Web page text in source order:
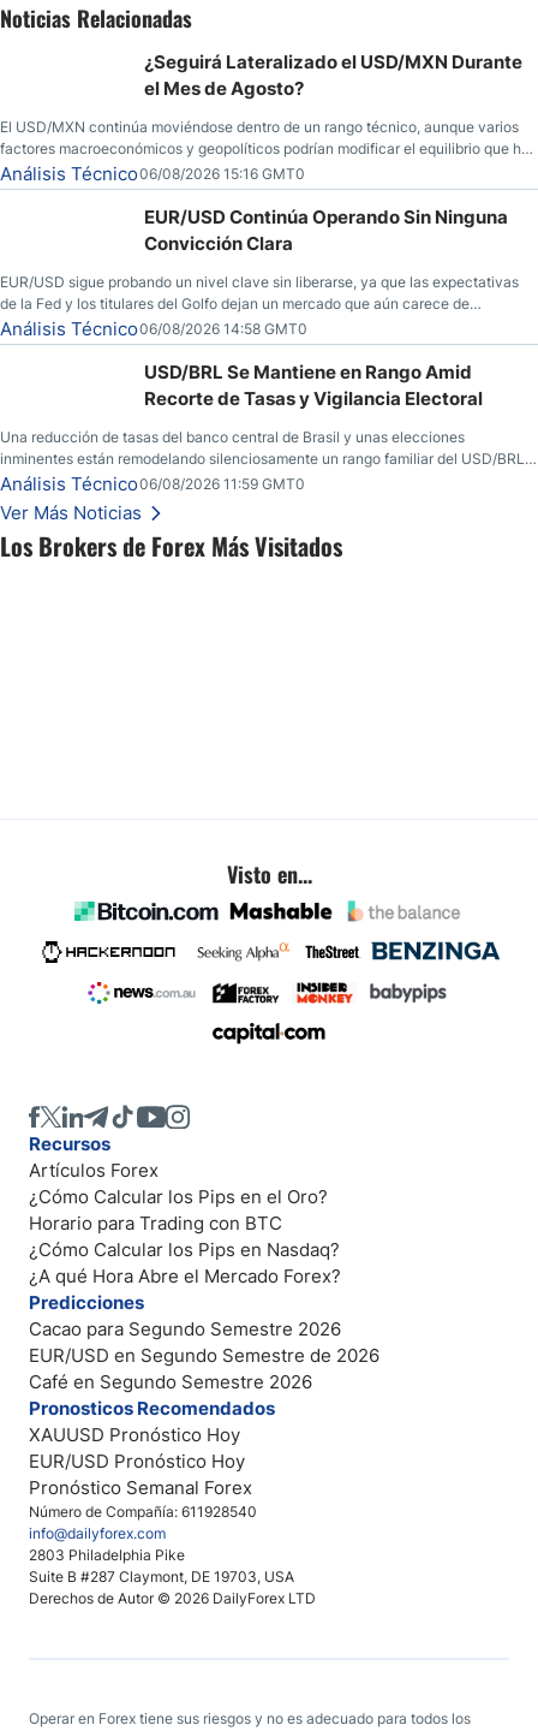
Los Brokers de Forex Más Visitados
Noticias Relacionadas
¿Seguirá Lateralizado el USD/MXN Durante
el Mes de Agosto?
El USD/MXN continúa moviéndose dentro de un rango técnico, aunque varios
factores macroeconómicos y geopolíticos podrían modificar el equilibrio que ha
dominado al mercado en las últimas semanas.
Análisis Técnico06/08/2026 15:16 GMT0
EUR/USD Continúa Operando Sin Ninguna
Convicción Clara
EUR/USD sigue probando un nivel clave sin liberarse, ya que las expectativas
de la Fed y los titulares del Golfo dejan un mercado que aún carece de
convicción real.
Análisis Técnico06/08/2026 14:58 GMT0
USD/BRL Se Mantiene en Rango Amid
Recorte de Tasas y Vigilancia Electoral
Una reducción de tasas del banco central de Brasil y unas elecciones
inminentes están remodelando silenciosamente un rango familiar del USD/BRL.
Una reducción de tasas por parte del banco central de Brasil y unas elecciones
inminentes están remodelando silenciosamente un rango familiar del USD/BRL.
Esto es lo que los traders están observando a continuación.
Análisis Técnico06/08/2026 11:59 GMT0
Ver Más Noticias
Visto en...
Número de Compañía: 611928540
info@dailyforex.com
2803 Philadelphia Pike
Suite B #287 Claymont, DE 19703, USA
Derechos de Autor © 2026 DailyForex LTD
Recursos
Artículos Forex
¿Cómo Calcular los Pips en el Oro?
Horario para Trading con BTC
¿Cómo Calcular los Pips en Nasdaq?
¿A qué Hora Abre el Mercado Forex?
Predicciones
Cacao para Segundo Semestre 2026
EUR/USD en Segundo Semestre de 2026
Café en Segundo Semestre 2026
Pronosticos Recomendados
XAUUSD Pronóstico Hoy
EUR/USD Pronóstico Hoy
Pronóstico Semanal Forex
Operar en Forex tiene sus riesgos y no es adecuado para todos los